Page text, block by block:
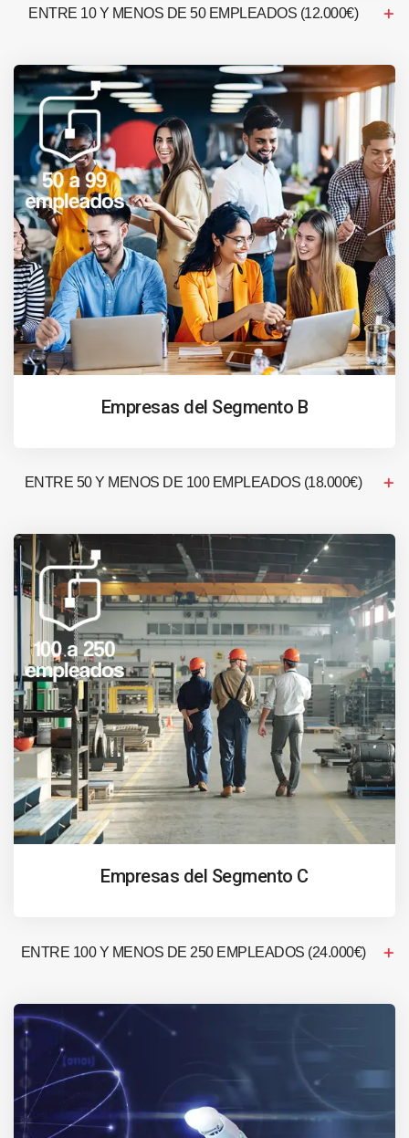
ENTRE 10 Y MENOS DE 50 EMPLEADOS (12.000€)
Empresas del Segmento B
ENTRE 50 Y MENOS DE 100 EMPLEADOS (18.000€)
Empresas del Segmento C
ENTRE 100 Y MENOS DE 250 EMPLEADOS (24.000€)